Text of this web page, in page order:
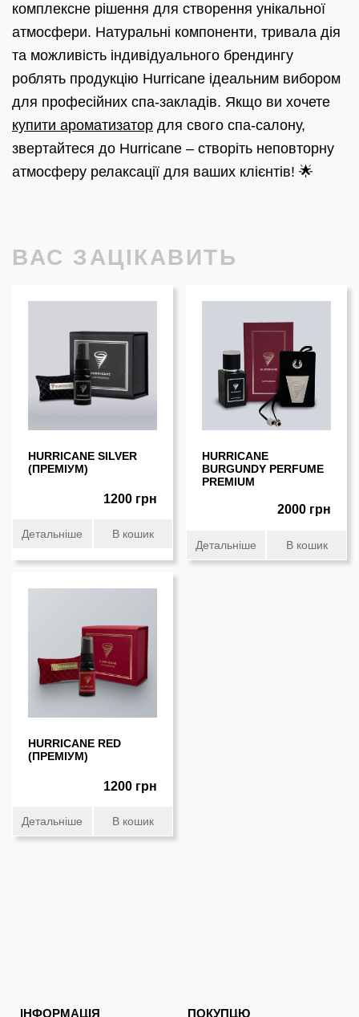
комплексне рішення для створення унікальної
атмосфери. Натуральні компоненти, тривала дія
та можливість індивідуального брендингу
роблять продукцію Hurricane ідеальним вибором
для професійних спа-закладів. Якщо ви хочете
купити ароматизатор для свого спа-салону,
звертайтеся до Hurricane – створіть неповторну
атмосферу релаксації для ваших клієнтів! 🌟
ВАС ЗАЦІКАВИТЬ
HURRICANE SILVER
(ПРЕМIУМ)
1200 грн
Детальніше В кошик
HURRICANE
BURGUNDY PERFUME
PREMIUM
2000 грн
Детальніше В кошик
HURRICANE RED
(ПРЕМIУМ)
1200 грн
Детальніше В кошик
ІНФОРМАЦІЯ ПОКУПЦЮ